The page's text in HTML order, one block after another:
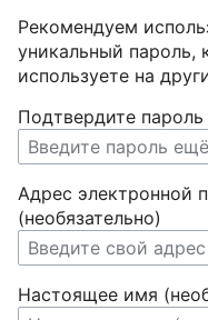
Рекомендуем
уникальный пароль,
используете на
Подтвердите пароль
Адрес электронной
(необязательно)
Настоящее имя